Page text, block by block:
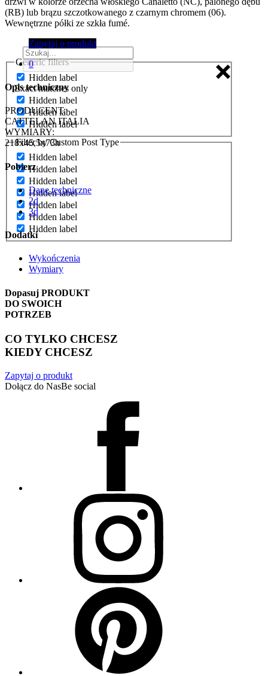
Generic filters
Hidden label
Exact matches only
Hidden label
Hidden label
Hidden label
Filter by Custom Post Type
Hidden label
Hidden label
Hidden label
Hidden label
Hidden label
Hidden label
Hidden label
(RB) lub brązu szczotkowanego z czarnym chromem (06).
Wewnętrzne półki ze szkła fumé.
Zapytaj o produkt
0
Opis techniczny
PRODUCENT:
CATTELAN ITALIA
WYMIARY:
218x45,5x73h
Pobierz
Dane techniczne
2d
3d
Dodatki
Wykończenia
Wymiary
Dopasuj PRODUKT
DO SWOICH
POTRZEB
CO TYLKO CHCESZ
KIEDY CHCESZ
Zapytaj o produkt
Dołącz do NasBe social